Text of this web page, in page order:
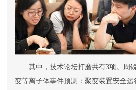
其中， 技术论坛打磨共有3项。周
变等离子体事件预测：聚变装置安全运